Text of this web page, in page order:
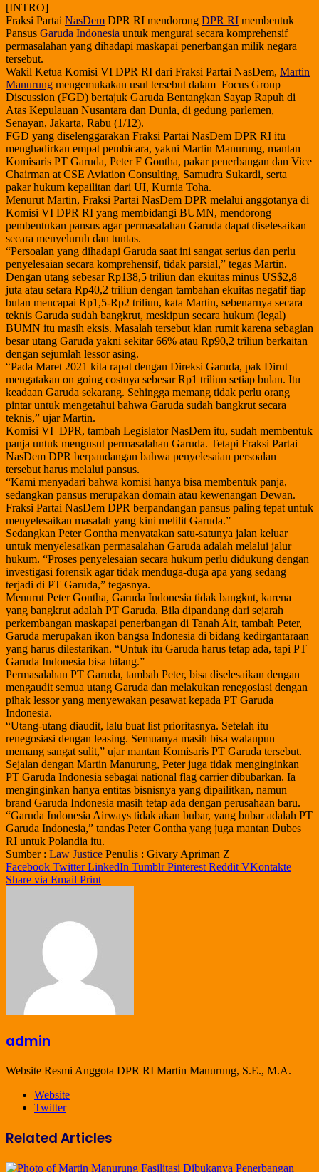
[INTRO]
Fraksi Partai NasDem DPR RI mendorong DPR RI membentuk
Pansus Garuda Indonesia untuk mengurai secara komprehensif
permasalahan yang dihadapi maskapai penerbangan milik negara
tersebut.
Wakil Ketua Komisi VI DPR RI dari Fraksi Partai NasDem, Martin
Manurung mengemukakan usul tersebut dalam Focus Group
Discussion (FGD) bertajuk Garuda Bentangkan Sayap Rapuh di
Atas Kepulauan Nusantara dan Dunia, di gedung parlemen,
Senayan, Jakarta, Rabu (1/12).
FGD yang diselenggarakan Fraksi Partai NasDem DPR RI itu
menghadirkan empat pembicara, yakni Martin Manurung, mantan
Komisaris PT Garuda, Peter F Gontha, pakar penerbangan dan Vice
Chairman at CSE Aviation Consulting, Samudra Sukardi, serta
pakar hukum kepailitan dari UI, Kurnia Toha.
Menurut Martin, Fraksi Partai NasDem DPR melalui anggotanya di
Komisi VI DPR RI yang membidangi BUMN, mendorong
pembentukan pansus agar permasalahan Garuda dapat diselesaikan
secara menyeluruh dan tuntas.
“Persoalan yang dihadapi Garuda saat ini sangat serius dan perlu
penyelesaian secara komprehensif, tidak parsial,” tegas Martin.
Dengan utang sebesar Rp138,5 triliun dan ekuitas minus US$2,8
juta atau setara Rp40,2 triliun dengan tambahan ekuitas negatif tiap
bulan mencapai Rp1,5-Rp2 triliun, kata Martin, sebenarnya secara
teknis Garuda sudah bangkrut, meskipun secara hukum (legal)
BUMN itu masih eksis. Masalah tersebut kian rumit karena sebagian
besar utang Garuda yakni sekitar 66% atau Rp90,2 triliun berkaitan
dengan sejumlah lessor asing.
“Pada Maret 2021 kita rapat dengan Direksi Garuda, pak Dirut
mengatakan on going costnya sebesar Rp1 triliun setiap bulan. Itu
keadaan Garuda sekarang. Sehingga memang tidak perlu orang
pintar untuk mengetahui bahwa Garuda sudah bangkrut secara
teknis,” ujar Martin.
Komisi VI DPR, tambah Legislator NasDem itu, sudah membentuk
panja untuk mengusut permasalahan Garuda. Tetapi Fraksi Partai
NasDem DPR berpandangan bahwa penyelesaian persoalan
tersebut harus melalui pansus.
“Kami menyadari bahwa komisi hanya bisa membentuk panja,
sedangkan pansus merupakan domain atau kewenangan Dewan.
Fraksi Partai NasDem DPR berpandangan pansus paling tepat untuk
menyelesaikan masalah yang kini melilit Garuda.”
Sedangkan Peter Gontha menyatakan satu-satunya jalan keluar
untuk menyelesaikan permasalahan Garuda adalah melalui jalur
hukum. “Proses penyelesaian secara hukum perlu didukung dengan
investigasi forensik agar tidak menduga-duga apa yang sedang
terjadi di PT Garuda,” tegasnya.
Menurut Peter Gontha, Garuda Indonesia tidak bangkut, karena
yang bangkrut adalah PT Garuda. Bila dipandang dari sejarah
perkembangan maskapai penerbangan di Tanah Air, tambah Peter,
Garuda merupakan ikon bangsa Indonesia di bidang kedirgantaraan
yang harus dilestarikan. “Untuk itu Garuda harus tetap ada, tapi PT
Garuda Indonesia bisa hilang.”
Permasalahan PT Garuda, tambah Peter, bisa diselesaikan dengan
mengaudit semua utang Garuda dan melakukan renegosiasi dengan
pihak lessor yang menyewakan pesawat kepada PT Garuda
Indonesia.
“Utang-utang diaudit, lalu buat list prioritasnya. Setelah itu
renegosiasi dengan leasing. Semuanya masih bisa walaupun
memang sangat sulit,” ujar mantan Komisaris PT Garuda tersebut.
Sejalan dengan Martin Manurung, Peter juga tidak menginginkan
PT Garuda Indonesia sebagai national flag carrier dibubarkan. Ia
menginginkan hanya entitas bisnisnya yang dipailitkan, namun
brand Garuda Indonesia masih tetap ada dengan perusahaan baru.
“Garuda Indonesia Airways tidak akan bubar, yang bubar adalah PT
Garuda Indonesia,” tandas Peter Gontha yang juga mantan Dubes
RI untuk Polandia itu.
Sumber : Law Justice Penulis : Givary Apriman Z
Facebook Twitter LinkedIn Tumblr Pinterest Reddit VKontakte
Share via Email Print
admin
Website Resmi Anggota DPR RI Martin Manurung, S.E., M.A.
Website
Twitter
Related Articles